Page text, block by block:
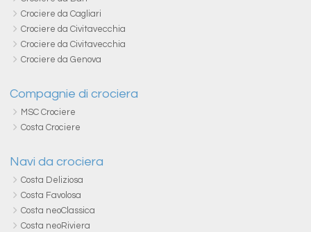
Crociere da Cagliari
Crociere da Civitavecchia
Crociere da Civitavecchia
Crociere da Genova
Compagnie di crociera
MSC Crociere
Costa Crociere
Navi da crociera
Costa Deliziosa
Costa Favolosa
Costa neoClassica
Costa neoRiviera